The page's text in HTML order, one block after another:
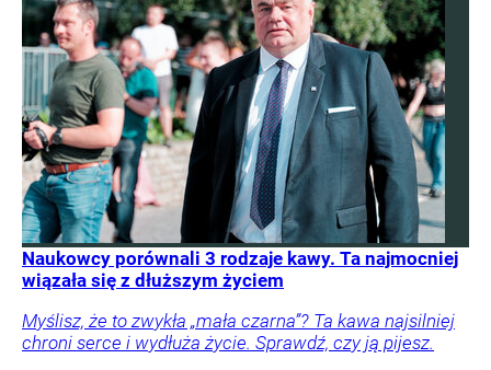
Naukowcy porównali 3 rodzaje kawy. Ta najmocniej
wiązała się z dłuższym życiem
Myślisz, że to zwykła „mała czarna”? Ta kawa najsilniej
chroni serce i wydłuża życie. Sprawdź, czy ją pijesz.